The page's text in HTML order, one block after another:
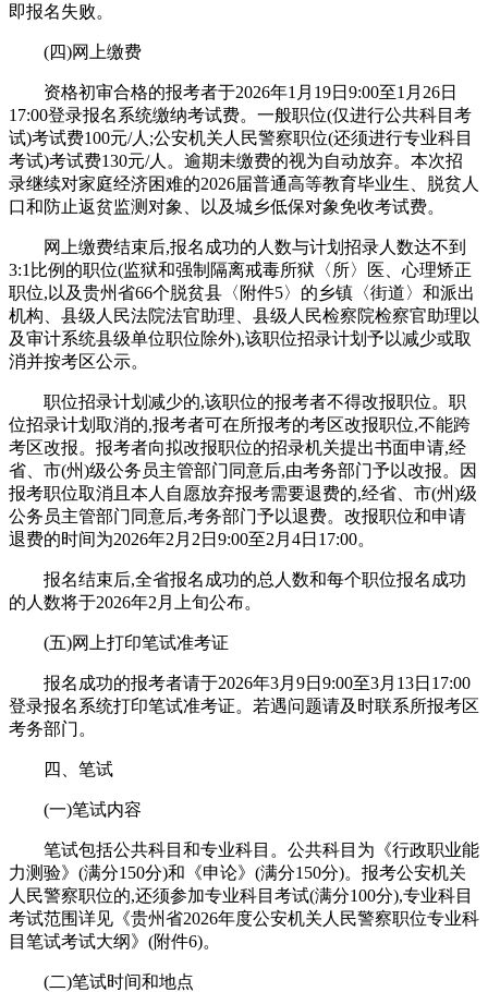
即报名失败。
(四)网上缴费
资格初审合格的报考者于2026年1月19日9:00至1月26日
17:00登录报名系统缴纳考试费。一般职位(仅进行公共科目考
试)考试费100元/人;公安机关人民警察职位(还须进行专业科目
考试)考试费130元/人。逾期未缴费的视为自动放弃。本次招
录继续对家庭经济困难的2026届普通高等教育毕业生、脱贫人
口和防止返贫监测对象、以及城乡低保对象免收考试费。
网上缴费结束后,报名成功的人数与计划招录人数达不到
3:1比例的职位(监狱和强制隔离戒毒所狱〈所〉医、心理矫正
职位,以及贵州省66个脱贫县〈附件5〉的乡镇〈街道〉和派出
机构、县级人民法院法官助理、县级人民检察院检察官助理以
及审计系统县级单位职位除外),该职位招录计划予以减少或取
消并按考区公示。
职位招录计划减少的,该职位的报考者不得改报职位。职
位招录计划取消的,报考者可在所报考的考区改报职位,不能跨
考区改报。报考者向拟改报职位的招录机关提出书面申请,经
省、市(州)级公务员主管部门同意后,由考务部门予以改报。因
报考职位取消且本人自愿放弃报考需要退费的,经省、市(州)级
公务员主管部门同意后,考务部门予以退费。改报职位和申请
退费的时间为2026年2月2日9:00至2月4日17:00。
报名结束后,全省报名成功的总人数和每个职位报名成功
的人数将于2026年2月上旬公布。
(五)网上打印笔试准考证
报名成功的报考者请于2026年3月9日9:00至3月13日17:00
登录报名系统打印笔试准考证。若遇问题请及时联系所报考区
考务部门。
四、笔试
(一)笔试内容
笔试包括公共科目和专业科目。公共科目为《行政职业能
力测验》(满分150分)和《申论》(满分150分)。报考公安机关
人民警察职位的,还须参加专业科目考试(满分100分),专业科目
考试范围详见《贵州省2026年度公安机关人民警察职位专业科
目笔试考试大纲》(附件6)。
(二)笔试时间和地点